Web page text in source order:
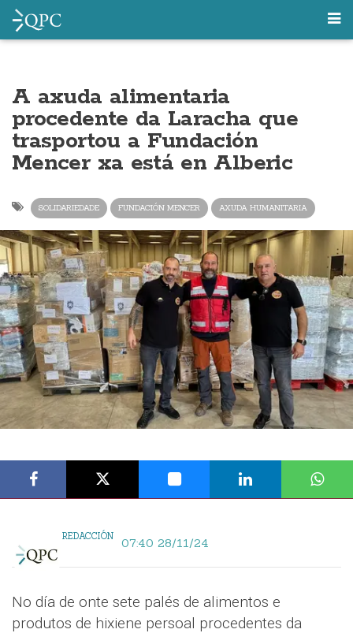
A axuda alimentaria
procedente da Laracha que
trasportou a Fundación
Mencer xa está en Alberic
SOLIDARIEDADE FUNDACIÓN MENCER AXUDA HUMANITARIA
REDACCIÓN 07:40 28/11/24
No día de onte sete palés de alimentos e
produtos de hixiene persoal procedentes da